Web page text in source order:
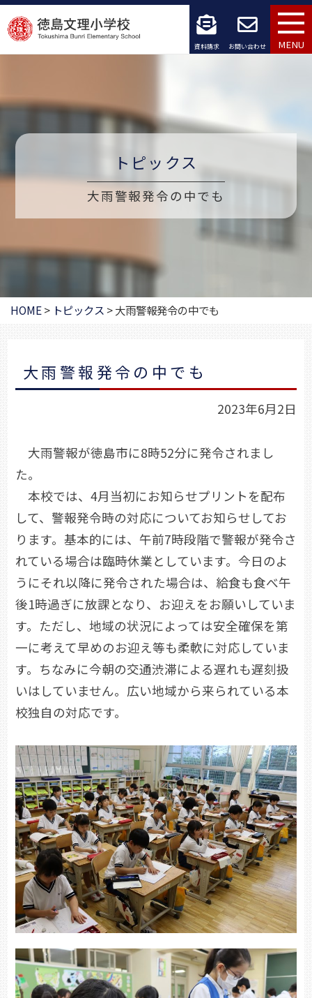
コ
ン
ン
ス
プ
資料請求 お問い合わせ MENU
トピックス
大雨警報発令の中でも
HOME> トピックス >大雨警報発令の中でも
大雨警報発令の中でも
2023年6月2日
大雨警報が徳島市に8時52分に発令されまし
た。
本校では、4月当初にお知らせプリントを配布
して、警報発令時の対応についてお知らせしてお
ります。基本的には、午前7時段階で警報が発令さ
れている場合は臨時休業としています。今日のよ
うにそれ以降に発令された場合は、給食も食べ午
後1時過ぎに放課となり、お迎えをお願いしていま
す。ただし、地域の状況によっては安全確保を第
一に考えて早めのお迎え等も柔軟に対応していま
す。ちなみに今朝の交通渋滞による遅れも遅刻扱
いはしていません。広い地域から来られている本
校独自の対応です。